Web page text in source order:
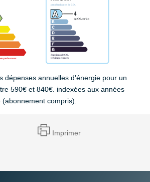
dépenses annuelles d'énergie pour un
590€ et 840€. indexées aux années
compris).
Imprimer